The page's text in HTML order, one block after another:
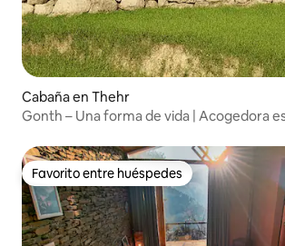
Cabaña en Thehr
Gonth – Una forma de vida | Acogedora
Favorito entre huéspedes
Favorito entre huéspedes